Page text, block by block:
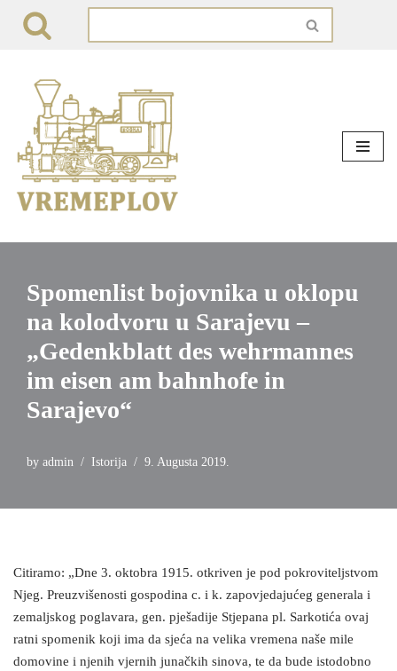
content
Spomenlist bojovnika u oklopu
na kolodvoru u Sarajevu –
„Gedenkblatt des wehrmannes
im eisen am bahnhofe in
Sarajevo“
by admin Istorija 9. Augusta 2019.
Citiramo: „Dne 3. oktobra 1915. otkriven je pod pokroviteljstvom
Njeg. Preuzvišenosti gospodina c. i k. zapovjedajućeg generala i
zemaljskog poglavara, gen. pješadije Stjepana pl. Sarkotića ovaj
ratni spomenik koji ima da sjeća na velika vremena naše mile
domovine i njenih vjernih junačkih sinova, te da bude istodobno